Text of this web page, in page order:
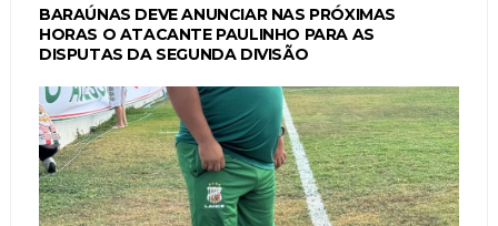
BARAÚNAS DEVE ANUNCIAR NAS PRÓXIMAS
HORAS O ATACANTE PAULINHO PARA AS
DISPUTAS DA SEGUNDA DIVISÃO